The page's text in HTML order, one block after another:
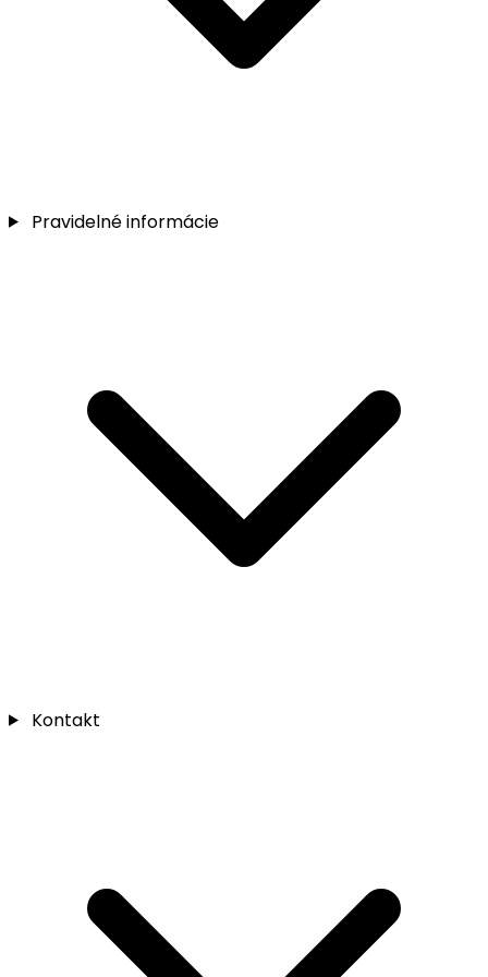
Pravidelné informácie
Kontakt